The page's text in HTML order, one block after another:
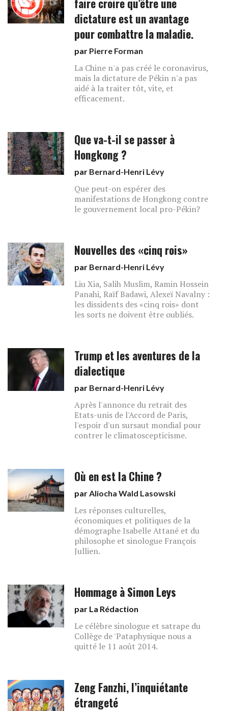
faire croire qu’être une
dictature est un avantage
pour combattre la maladie.
par Pierre Forman
La Chine n'a pas créé le coronavirus,
mais la dictature de Pékin n'a pas
aidé à la traiter tôt, vite, et
efficacement.
Que va-t-il se passer à
Hongkong ?
par Bernard-Henri Lévy
Que peut-on espérer des
manifestations de Hongkong contre
le gouvernement local pro-Pékin?
Nouvelles des «cinq rois»
par Bernard-Henri Lévy
Liu Xia, Salih Muslim, Ramin Hossein
Panahi, Raïf Badawi, Alexeï Navalny :
les dissidents des «cinq rois» dont
les sorts ne doivent être oubliés.
Trump et les aventures de la
dialectique
par Bernard-Henri Lévy
Après l'annonce du retrait des
Etats-unis de l'Accord de Paris,
l'espoir d'un sursaut mondial pour
contrer le climatoscepticisme.
Où en est la Chine ?
parAliocha Wald Lasowski
Les réponses culturelles,
économiques et politiques de la
démographe Isabelle Attané et du
philosophe et sinologue François
Jullien.
Hommage à Simon Leys
par La Rédaction
Le célèbre sinologue et satrape du
Collège de 'Pataphysique nous a
quitté le 11 août 2014.
Zeng Fanzhi, l’inquiétante
étrangeté